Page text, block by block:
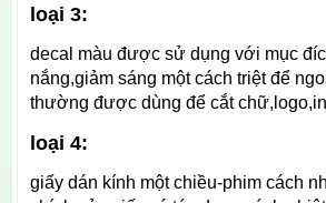
loại 3:
decal màu được sử dụng với mục
nắng,giảm sáng một cách triệt để
thường được dùng để cắt
loại 4:
giấy dán kính một chiều-phim cách